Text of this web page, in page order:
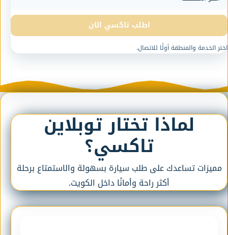
اطلب تاكسي الان
اختر الخدمة والمنطقة أولًا للاتصال.
لماذا تختار توبلاين
تاكسي؟
مميزات تساعدك على طلب سيارة بسهولة والاستمتاع برحلة
أكثر راحة وأمانًا داخل الكويت.